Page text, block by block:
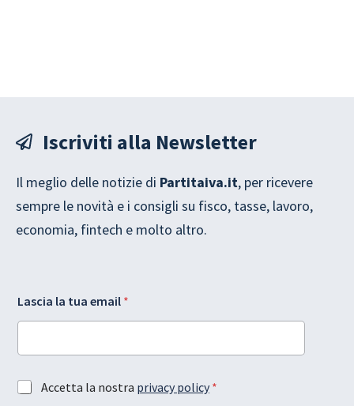
Iscriviti alla Newsletter
Il meglio delle notizie di Partitaiva.it, per ricevere
sempre le novità e i consigli su fisco, tasse, lavoro,
economia, fintech e molto altro.
c
c
a
z
Lascia la tua email *
A
Accetta la nostra privacy policy *